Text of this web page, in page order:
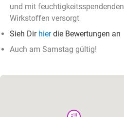
und mit feuchtigkeitsspendenden
Wirkstoffen versorgt
Sieh Dir hierdie Bewertungen an
Auch am Samstag gültig!